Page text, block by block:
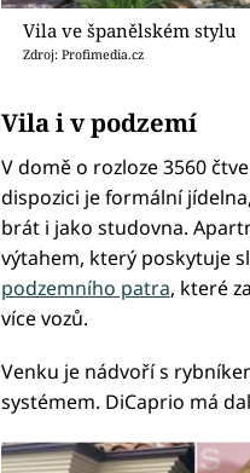
Vila ve španělském stylu
Zdroj: Profimedia.cz
Vila i v podzemí
V domě o rozloze 3560
dispozici je formální
brát i jako studovna.
výtahem, který poskytuje
podzemního patra, které
více vozů.
Venku je nádvoří s
systémem. DiCaprio má